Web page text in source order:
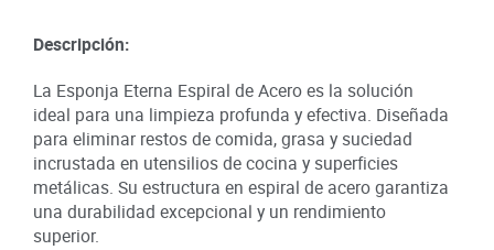
Descripción:
La Esponja Eterna Espiral de Acero es la solución
ideal para una limpieza profunda y efectiva. Diseñada
para eliminar restos de comida, grasa y suciedad
incrustada en utensilios de cocina y superficies
metálicas. Su estructura en espiral de acero garantiza
una durabilidad excepcional y un rendimiento
superior.